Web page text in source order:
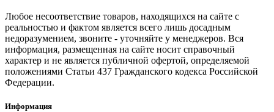
Любое несоответствие товаров, находящихся на сайте с
реальностью и фактом является всего лишь досадным
недоразумением, звоните - уточняйте у менеджеров. Вся
информация, размещенная на сайте носит справочный
характер и не является публичной офертой, определяемой
положениями Статьи 437 Гражданского кодекса Российской
Федерации.
Информация